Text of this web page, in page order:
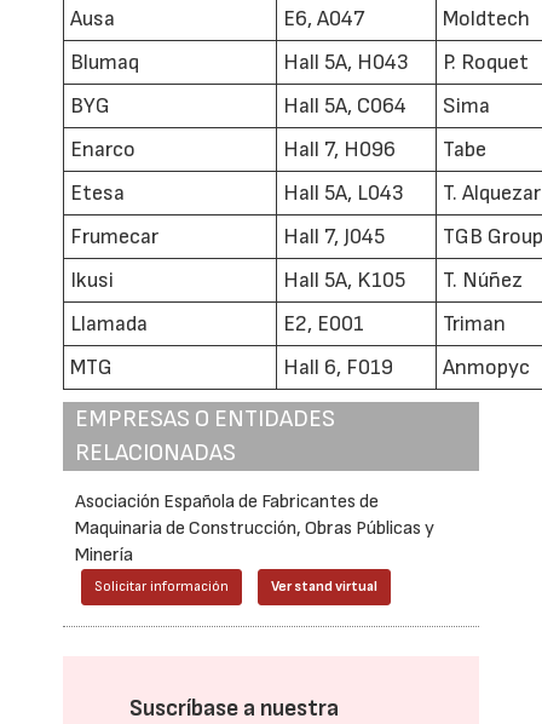
Ausa
E6, A047
Moldtech
Blumaq
Hall 5A, H043
P. Roquet
BYG
Hall 5A, C064
Sima
Enarco
Hall 7, H096
Tabe
Etesa
Hall 5A, L043
T. Alquezar
Frumecar
Hall 7, J045
TGB
Ikusi
Hall 5A, K105
T. Núñez
Llamada
E2, E001
Triman
MTG
Hall 6, F019 Anmopyc
EMPRESAS O ENTIDADES
RELACIONADAS
Asociación Española de Fabricantes de
Maquinaria de Construcción, Obras Públicas y
Minería
Solicitar información Ver stand virtual
Suscríbase a nuestra